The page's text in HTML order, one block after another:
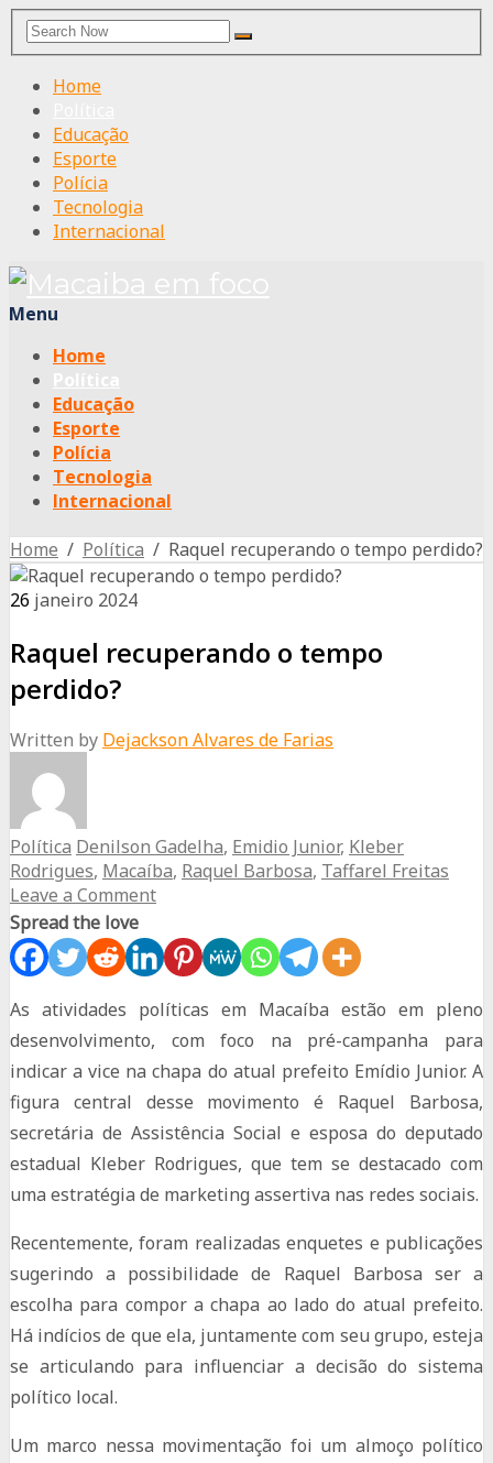
Search
for:
Search
Home
Educação
Esporte
Polícia
Tecnologia
Internacional
Menu
Home
Educação
Esporte
Polícia
Tecnologia
Internacional
Home / Política / Raquel recuperando o tempo perdido?
26 janeiro 2024
Raquel recuperando o tempo
perdido?
Written by Dejackson Alvares de Farias
Política Denilson Gadelha, Emidio Junior, Kleber
Rodrigues, Macaíba, Raquel Barbosa, Taffarel Freitas
Leave a Comment
Spread the love
As atividades políticas em Macaíba estão em pleno
desenvolvimento, com foco na pré-campanha para
indicar a vice na chapa do atual prefeito Emídio Junior. A
figura central desse movimento é Raquel Barbosa,
secretária de Assistência Social e esposa do deputado
estadual Kleber Rodrigues, que tem se destacado com
uma estratégia de marketing assertiva nas redes sociais.
Recentemente, foram realizadas enquetes e publicações
sugerindo a possibilidade de Raquel Barbosa ser a
escolha para compor a chapa ao lado do atual prefeito.
Há indícios de que ela, juntamente com seu grupo, esteja
se articulando para influenciar a decisão do sistema
político local.
Um marco nessa movimentação foi um almoço político